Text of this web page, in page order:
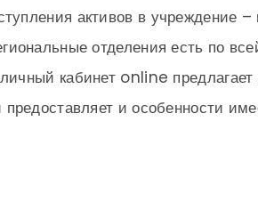
активов в учреждение
отделения есть по
кабинет online
и особенности